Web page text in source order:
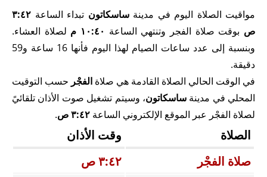
مواقيت الصلاة اليوم في مدينةساسكاتون تبداء الساعة ٣:٤٢
ص بوقت صلاة الفجر وتنتهي الساعة ١٠:٤٠ م
لصلاة العشاء.
وبنسبة إلى عدد ساعات الصيام لهذا اليوم فأنها 16 ساعة و59
دقيقة.
في الوقت الحالي الصلاة القادمة هي صلاة الفجْر حسب التوقيت
المحلي في مدينةساسكاتون، وسيتم تشغيل صوت الأذان تلقائيً
لصلاة الفجْر عبر الموقع الإلكتروني الساعة ٣:٤٢ ص .
الصلاة
وقت الأذان
صلاة الفجْر
٣:٤٢ ص